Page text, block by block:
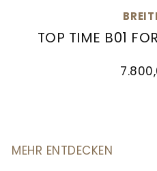
TOP TIME B01
MEHR ENTDECKEN